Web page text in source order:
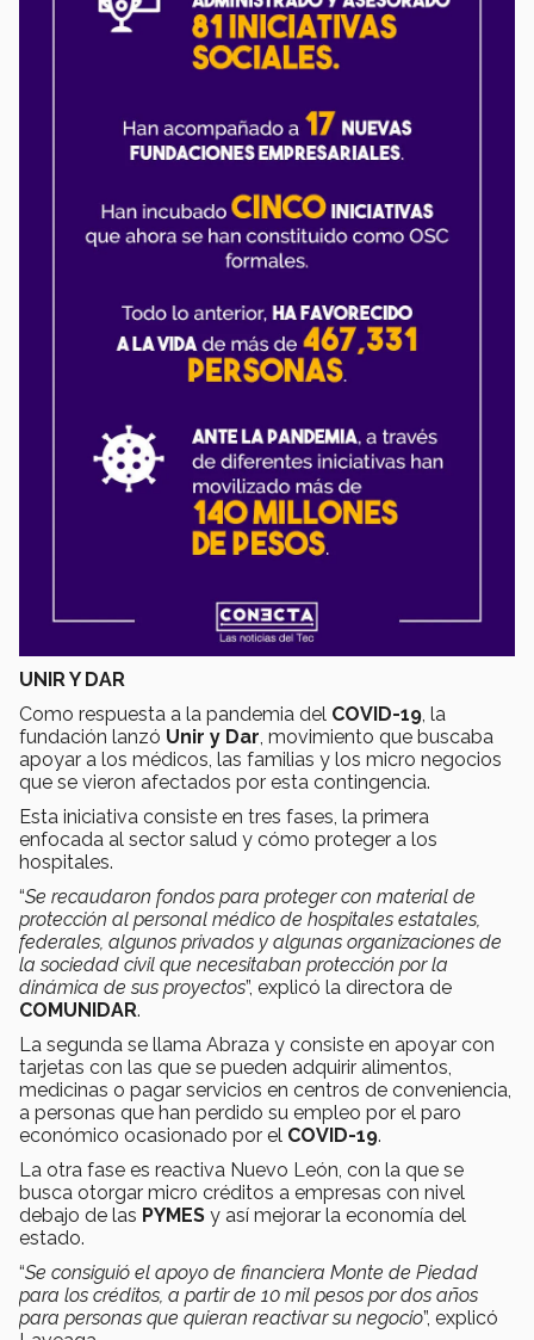
UNIR Y DAR
Como respuesta a la pandemia del COVID-19 , la
fundación lanzó Unir y Dar , movimiento que buscaba
apoyar a los médicos, las familias y los micro negocios
que se vieron afectados por esta contingencia.
Esta iniciativa consiste en tres fases, la primera
enfocada al sector salud y cómo proteger a los
hospitales.
“Se recaudaron fondos para proteger con material de
protección al personal médico de hospitales estatales,
federales, algunos privados y algunas organizaciones de
la sociedad civil que necesitaban protección por la
dinámica de sus proyectos”, explicó la directora de
COMUNIDAR.
La segunda se llama Abraza y consiste en apoyar con
tarjetas con las que se pueden adquirir alimentos,
medicinas o pagar servicios en centros de conveniencia,
a personas que han perdido su empleo por el paro
económico ocasionado por el COVID-19.
La otra fase es reactiva Nuevo León, con la que se
busca otorgar micro créditos a empresas con nivel
debajo de las PYMES y así mejorar la economía del
estado.
“Se consiguió el apoyo de financiera Monte de Piedad
para los créditos, a partir de 10 mil pesos por dos años
para personas que quieran reactivar su negocio”, explicó